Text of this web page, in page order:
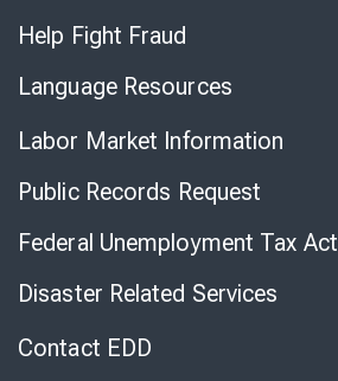
Help Fight Fraud
Language Resources
Labor Market Information
Public Records Request
Federal Unemployment Tax Act
Disaster Related Services
Contact EDD